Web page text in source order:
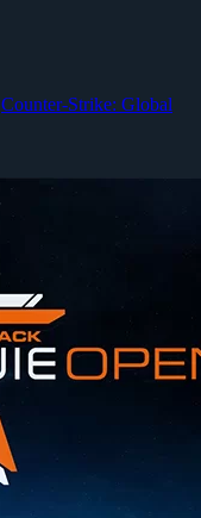
Counter-Strike: Global